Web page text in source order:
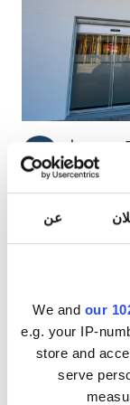
عن
We and our
e.g. your IP-
store and
serve
ممتاز
رأي واحد
٩٫٢
حجز مبدئي